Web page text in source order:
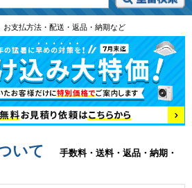
お支払方法・配送・返品・納期など
いて
手数料・送料・返品・納期・